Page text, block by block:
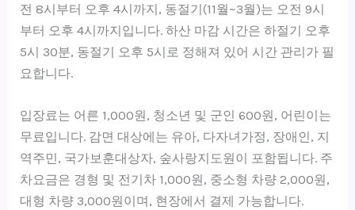
전 8시부터 오후 4시까지, 동절기(11월~3월)는 오전 9시
부터 오후 4시까지입니다. 하산 마감 시간은 하절기 오후
5시 30분, 동절기 오후 5시로 정해져 있어 시간 관리가 필
요합니다.
입장료는 어른 1,000원, 청소년 및 군인 600원, 어린이는
무료입니다. 감면 대상에는 유아, 다자녀가정, 장애인, 지
역주민, 국가보훈대상자, 숲사랑지도원이 포함됩니다. 주
차요금은 경형 및 전기차 1,000원, 중소형 차량 2,000원,
대형 차량 3,000원이며, 현장에서 결제 가능합니다.